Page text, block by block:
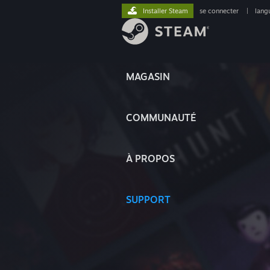
MAGASIN
COMMUNAUTÉ
À PROPOS
SUPPORT
Installer Steam se connecter